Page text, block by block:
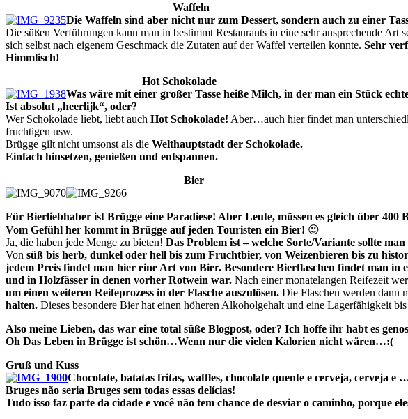
Waffeln
Die Waffeln sind aber nicht nur zum Dessert, sondern auch zu einer
Die süßen Verführungen kann man in bestimmt Restaurants in eine sehr ansprechende Art
sich selbst nach eigenem Geschmack die Zutaten auf der Waffel verteilen konnte. Sehr
Himmlisch!
Hot Schokolade
Was wäre mit einer großer Tasse heiße Milch, in der man ein Stück
Ist absolut „heerlijk“, oder?
Wer Schokolade liebt, liebt auch Hot Schokolade! Aber…auch hier findet man
fruchtigen usw.
Brügge gilt nicht umsonst als die Welthauptstadt der Schokolade.
Einfach hinsetzen, genießen und entspannen.
Bier
Für Bierliebhaber ist Brügge eine Paradiese! Aber Leute, müssen es gleich über
Vom Gefühl her kommt in Brügge auf jeden Touristen ein Bier! 😉
Ja, die haben jede Menge zu bieten! Das Problem ist – welche Sorte/Variante sollte man
Von süß bis herb, dunkel oder hell bis zum Fruchtbier, von Weizenbieren bis zu
jedem Preis findet man hier eine Art von Bier. Besondere Bierflaschen findet man in
und in Holzfässer in denen vorher Rotwein war. Nach einer monatelangen Reifezeit
um einen weiteren Reifeprozess in der Flasche auszulösen. Die Flaschen werden dann
halten. Dieses besondere Bier hat einen höheren Alkoholgehalt und eine Lagerfähigkeit bis
Also meine Lieben, das war eine total süße Blogpost, oder? Ich hoffe ihr habt es
Oh Das Leben in Brügge ist schön…Wenn nur die vielen Kalorien nicht wären…:(
Gruß und Kuss
Chocolate, batatas fritas, waffles, chocolate quente e cerveja,
Bruges não seria Bruges sem todas essas delícias!
Tudo isso faz parte da cidade e você não tem chance de desviar o caminho, porque